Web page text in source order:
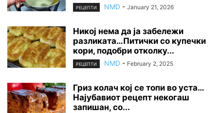
РЕЦЕПТИ NMD - January 21, 2026
Никој нема да ја забележи
разликата…Питички со купечки
кори, подобри отколку...
РЕЦЕПТИ NMD - February 2, 2025
Гриз колач кој се топи во уста…
Најубавиот рецепт некогаш
запишан, со...